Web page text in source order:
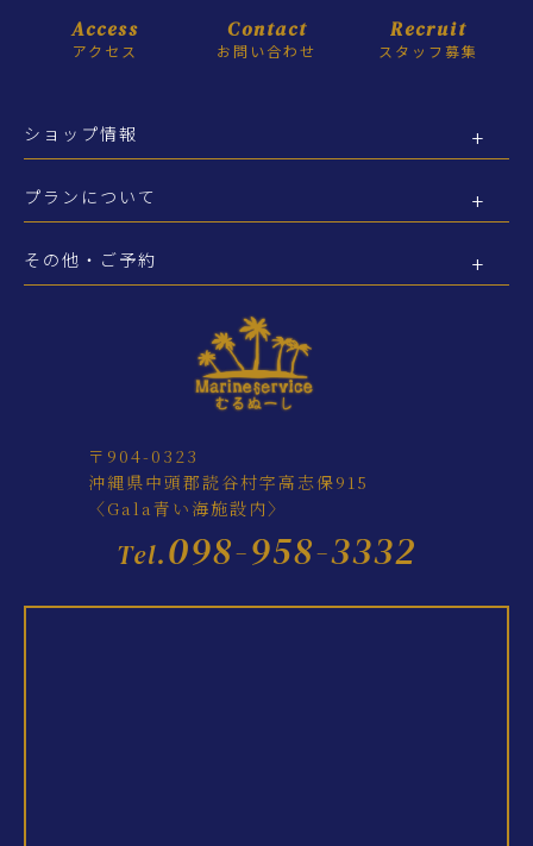
Access
アクセス
Contact
お問い合わせ
Recruit
スタッフ募集
ショップ情報
プランについて
その他・ご予約
〒904-0323
沖縄県中頭郡読谷村字高志保915
〈Gala青い海施設内〉
Tel.098-958-3332